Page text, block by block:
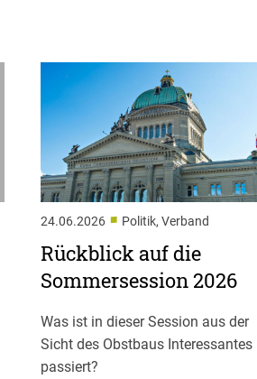
24.06.2026 ■ Politik, Verband
Rückblick auf die
Sommersession 2026
Was ist in dieser Session aus der
Sicht des Obstbaus Interessantes
passiert?